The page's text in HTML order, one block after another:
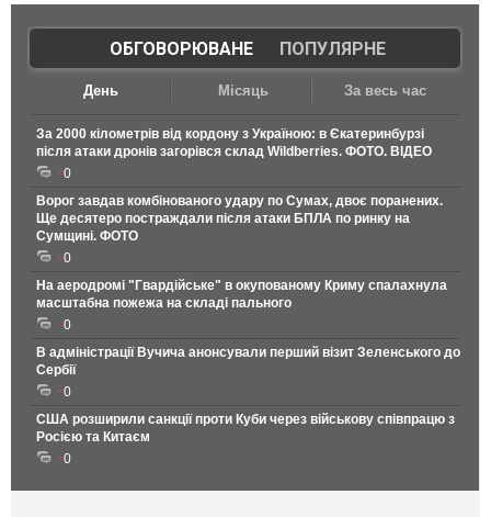
ОБГОВОРЮВАНЕ| ПОПУЛЯРНЕ
День Місяць За весь час
За 2000 кілометрів від кордону з Україною: в Єкатеринбурзі
після атаки дронів загорівся склад Wildberries. ФОТО. ВІДЕО
0
Ворог завдав комбінованого удару по Сумах, двоє поранених.
Ще десятеро постраждали після атаки БПЛА по ринку на
Сумщині. ФОТО
0
На аеродромі "Гвардійське" в окупованому Криму спалахнула
масштабна пожежа на складі пального
0
В адміністрації Вучича анонсували перший візит Зеленського до
Сербії
0
США розширили санкції проти Куби через військову співпрацю з
Росією та Китаєм
0